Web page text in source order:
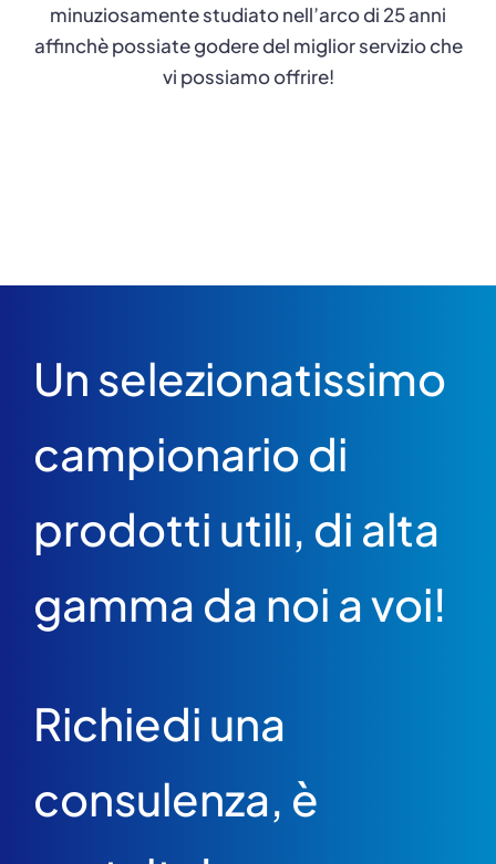
minuziosamente studiato nell’arco di 25 anni
affinchè possiate godere del miglior servizio che
vi possiamo offrire!
Un selezionatissimo
campionario di
prodotti utili, di alta
gamma da noi a voi!
Richiedi una
consulenza, è